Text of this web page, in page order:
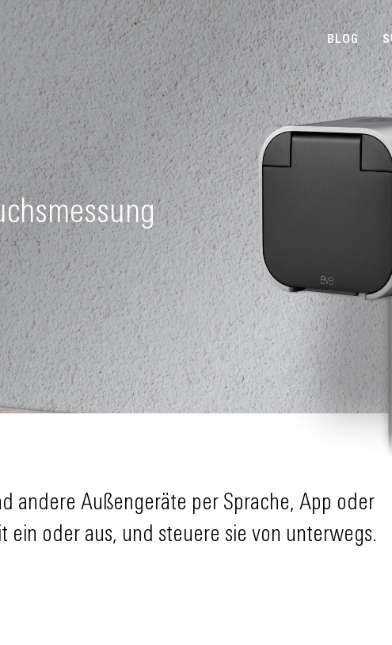
BLOG
andere Außengeräte per Sprache, App oder
ein oder aus, und steuere sie von unterwegs.